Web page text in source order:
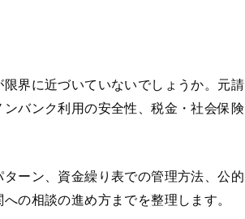
界に近づいていないでしょうか。元請
バンク利用の安全性、税金・社会保険
ーン、資金繰り表での管理方法、公的
の相談の進め方までを整理します。